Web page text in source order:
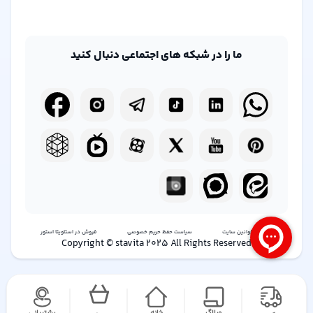
ما را در شبکه های اجتماعی دنبال کنید
شرایط و قوانین سایت سیاست حفظ حریم خصوصی فروش در استاویتا استور
Copyright © stavita 2025 All Rights Reserved